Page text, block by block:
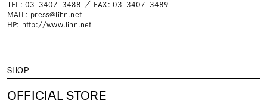
TEL: 03-3407-3488 ／ FAX: 03-3407-3489
MAIL: press@lihn.net
HP: http://www.lihn.net
SHOP
OFFICIAL STORE